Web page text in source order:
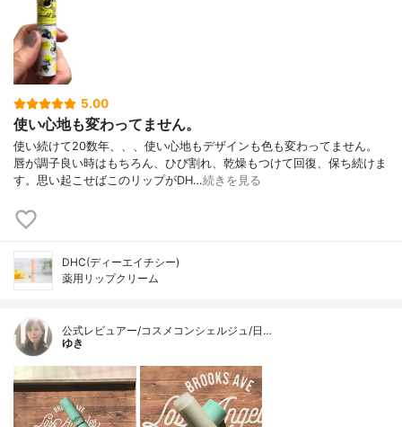
5.00
使い心地も変わってません。
使い続けて20数年、、、使い心地もデザインも色も変わってません。
唇が調子良い時はもちろん、ひび割れ、乾燥もつけて回復、保ち続けま
す。思い起こせばこのリップがDH…続きを見る
DHC(ディーエイチシー)
薬用リップクリーム
公式レビュアー/コスメコンシェルジュ/日…
ゆき